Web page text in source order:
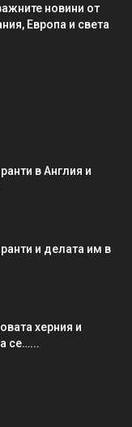
новини от
Европа и света
в Англия и
и делата им в
херния и
се…...